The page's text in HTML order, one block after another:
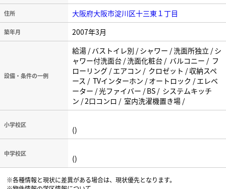
住所 大阪府大阪市淀川区十三東１丁目
築年月 2007年3月
設備・条件の一例
給湯 / バストイレ別 / シャワー / 洗面所独立 / シ
ャワー付洗面台 / 洗面化粧台 / バルコニー / フ
ローリング / エアコン / クロゼット / 収納スペ
ース / TVインターホン / オートロック / エレベ
ーター / 光ファイバー / BS / システムキッチ
ン / 2口コンロ / 室内洗濯機置き場 /
小学校区 ()
中学校区 ()
※各種情報と現状に差異がある場合は、現状優先となります。